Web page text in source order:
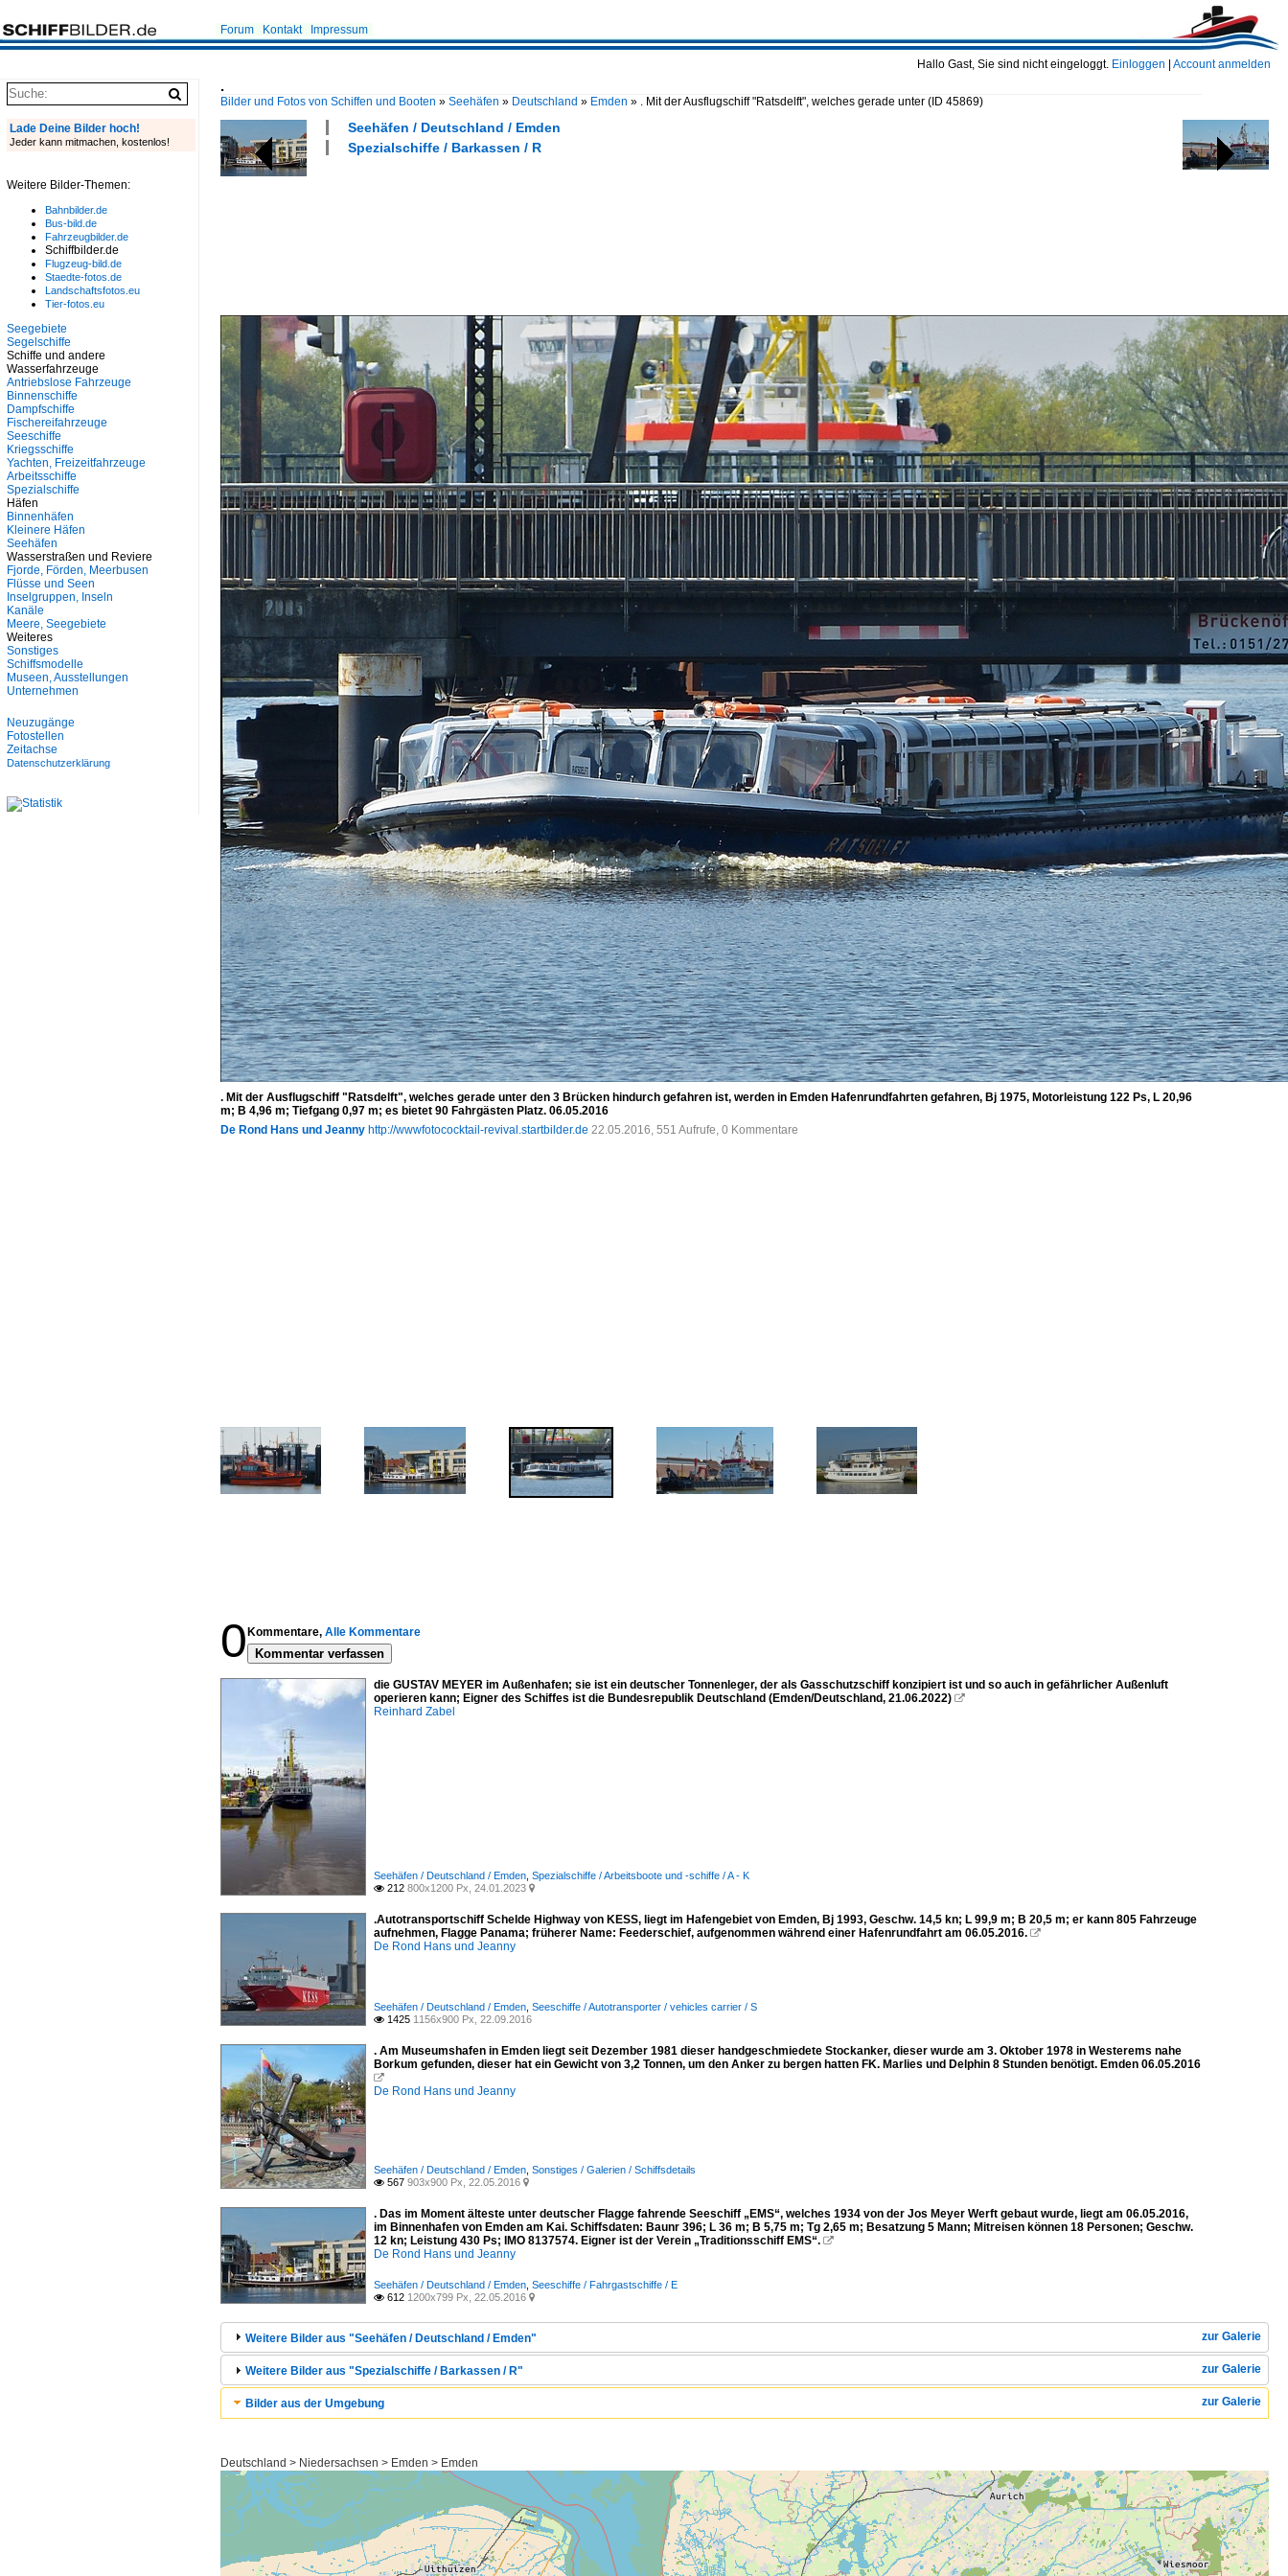
Hallo Gast, Sie sind nicht eingeloggt. Einloggen Account anmelden
Forum Kontakt Impressum
.
Bilder und Fotos von Schiffen und Booten » Seehäfen » Deutschland » Emden » . Mit der Ausflugschiff "Ratsdelft", welches gerade unter (ID 45869)
Seehäfen / Deutschland / Emden
Spezialschiffe / Barkassen / R
. Mit der Ausflugschiff "Ratsdelft", welches gerade unter den 3 Brücken hindurch gefahren ist, werden in Emden Hafenrundfahrten gefahren, Bj 1975, Motorleistung 122 Ps, L 20,96
m; B 4,96 m; Tiefgang 0,97 m; es bietet 90 Fahrgästen Platz. 06.05.2016
De Rond Hans und Jeanny http://wwwfotococktail-revival.startbilder.de 22.05.2016, 551 Aufrufe, 0 Kommentare
0 Kommentare, Alle Kommentare
Kommentar verfassen
die GUSTAV MEYER im Außenhafen; sie ist ein deutscher Tonnenleger, der als Gasschutzschiff konzipiert ist und so auch in gefährlicher Außenluft
operieren kann; Eigner des Schiffes ist die Bundesrepublik Deutschland (Emden/Deutschland, 21.06.2022) 
Reinhard Zabel
Seehäfen / Deutschland / Emden Spezialschiffe / Arbeitsboote und -schiffe / A - K
 212 800x1200 Px, 24.01.2023 
.Autotransportschiff Schelde Highway von KESS, liegt im Hafengebiet von Emden, Bj 1993, Geschw. 14,5 kn; L 99,9 m; B 20,5 m; er kann 805 Fahrzeuge
aufnehmen, Flagge Panama; früherer Name: Feederschief, aufgenommen während einer Hafenrundfahrt am 06.05.2016. 
De Rond Hans und Jeanny
Seehäfen / Deutschland / Emden Seeschiffe / Autotransporter / vehicles carrier / S
 1425 1156x900 Px, 22.09.2016
. Am Museumshafen in Emden liegt seit Dezember 1981 dieser handgeschmiedete Stockanker, dieser wurde am 3. Oktober 1978 in Westerems nahe
Borkum gefunden, dieser hat ein Gewicht von 3,2 Tonnen, um den Anker zu bergen hatten FK. Marlies und Delphin 8 Stunden benötigt. Emden 06.05.2016

De Rond Hans und Jeanny
Seehäfen / Deutschland / Emden Sonstiges / Galerien / Schiffsdetails
 567 903x900 Px, 22.05.2016 
. Das im Moment älteste unter deutscher Flagge fahrende Seeschiff „EMS“, welches 1934 von der Jos Meyer Werft gebaut wurde, liegt am 06.05.2016,
im Binnenhafen von Emden am Kai. Schiffsdaten: Baunr 396; L 36 m; B 5,75 m; Tg 2,65 m; Besatzung 5 Mann; Mitreisen können 18 Personen; Geschw.
12 kn; Leistung 430 Ps; IMO 8137574. Eigner ist der Verein „Traditionsschiff EMS“. 
De Rond Hans und Jeanny
Seehäfen / Deutschland / Emden Seeschiffe / Fahrgastschiffe / E
 612 1200x799 Px, 22.05.2016 
zur Galerie
Weitere Bilder aus "Seehäfen / Deutschland / Emden"
zur Galerie
Weitere Bilder aus "Spezialschiffe / Barkassen / R"
zur Galerie
Bilder aus der Umgebung
Deutschland > Niedersachsen > Emden > Emden
Lade Deine Bilder hoch!
Jeder kann mitmachen, kostenlos!
Weitere Bilder-Themen:
Bahnbilder.de
Bus-bild.de
Fahrzeugbilder.de
Schiffbilder.de
Flugzeug-bild.de
Staedte-fotos.de
Landschaftsfotos.eu
Tier-fotos.eu
Seegebiete
Segelschiffe
Schiffe und andere
Wasserfahrzeuge
Antriebslose Fahrzeuge
Binnenschiffe
Dampfschiffe
Fischereifahrzeuge
Seeschiffe
Kriegsschiffe
Yachten, Freizeitfahrzeuge
Arbeitsschiffe
Spezialschiffe
Häfen
Binnenhäfen
Kleinere Häfen
Seehäfen
Wasserstraßen und Reviere
Fjorde, Förden, Meerbusen
Flüsse und Seen
Inselgruppen, Inseln
Kanäle
Meere, Seegebiete
Weiteres
Sonstiges
Schiffsmodelle
Museen, Ausstellungen
Unternehmen
Neuzugänge
Fotostellen
Zeitachse
Datenschutzerklärung